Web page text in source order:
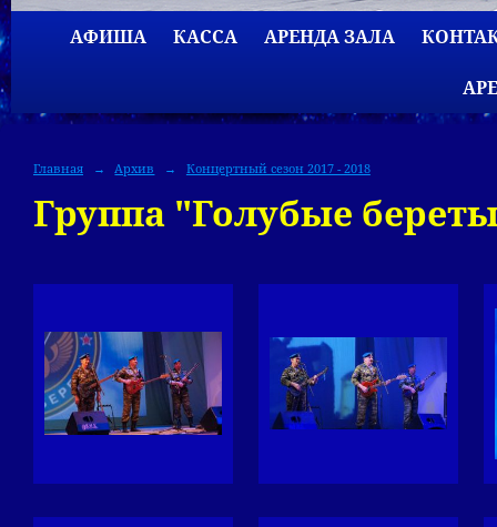
АФИША КАССА АРЕНДА ЗАЛА
Главная → Архив → Концертный сезон 2017 - 2018
Группа "Голубые